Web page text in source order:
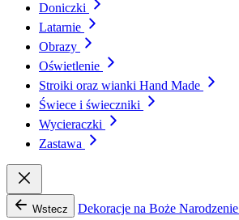
Doniczki
Latarnie
Obrazy
Oświetlenie
Stroiki oraz wianki Hand Made
Świece i świeczniki
Wycieraczki
Zastawa
Wstecz Dekoracje na Boże Narodzenie